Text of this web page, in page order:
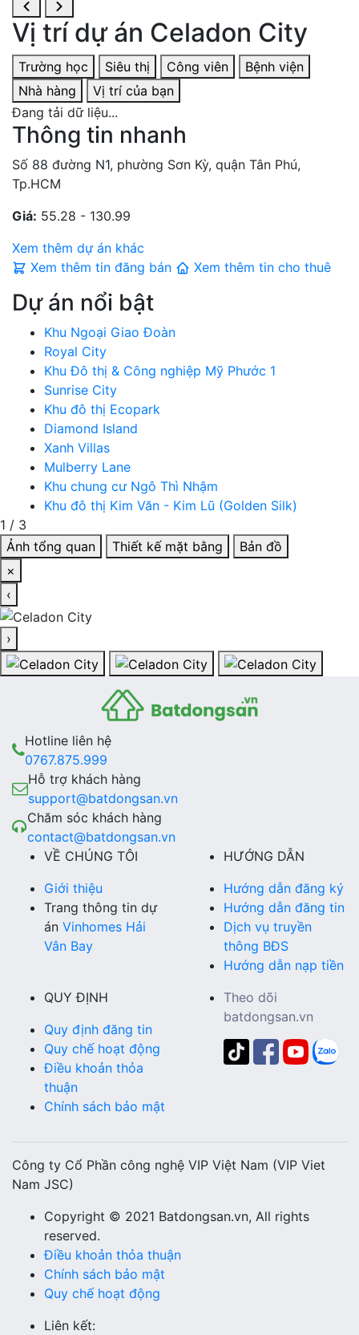
Vị trí dự án Celadon City
Trường học Siêu thị Công viên
Bệnh viện
Nhà hàng
Vị trí của bạn
Đang tải dữ liệu...
Thông tin nhanh
Số 88 đường N1, phường Sơn Kỳ, quận Tân Phú,
Tp.HCM
Giá: 55.28 - 130.99
Xem thêm dự án khác
Xem thêm tin đăng bán
Xem thêm tin cho thuê
Dự án nổi bật
Khu Ngoại Giao Đoàn
Royal City
Khu Đô thị & Công nghiệp Mỹ Phước 1
Sunrise City
Khu đô thị Ecopark
Diamond Island
Xanh Villas
Mulberry Lane
Khu chung cư Ngô Thì Nhậm
Khu đô thị Kim Văn - Kim Lũ (Golden Silk)
1 / 3
Ảnh tổng quan
Thiết kế mặt bằng
Bản đồ
×
‹
›
Hotline liên hệ
0767.875.999
Hỗ trợ khách hàng
support@batdongsan.vn
Chăm sóc khách hàng
contact@batdongsan.vn
VỀ CHÚNG TÔI
Giới thiệu
Trang thông tin dự
án Vinhomes Hải
Vân Bay
HƯỚNG DẪN
Hướng dẫn đăng ký
Hướng dẫn đăng tin
Dịch vụ truyền
thông BĐS
Hướng dẫn nạp tiền
QUY ĐỊNH
Quy định đăng tin
Quy chế hoạt động
Điều khoản thỏa
thuận
Chính sách bảo mật
Theo dõi
batdongsan.vn
Công ty Cổ Phần công nghệ VIP Việt Nam (VIP Viet
Nam JSC)
Copyright © 2021 Batdongsan.vn, All rights
reserved.
Điều khoản thỏa thuận
Chính sách bảo mật
Quy chế hoạt động
Liên kết: